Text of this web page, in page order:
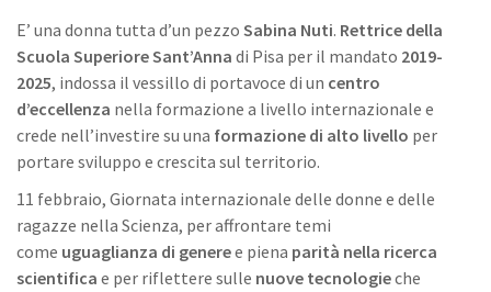
E’ una donna tutta d’un pezzo Sabina Nuti. Rettrice della
Scuola Superiore Sant’Anna di Pisa per il mandato 2019-
2025, indossa il vessillo di portavoce di un centro
d’eccellenza nella formazione a livello internazionale e
crede nell’investire su una formazione di alto livello per
portare sviluppo e crescita sul territorio.
11 febbraio, Giornata internazionale delle donne e delle
ragazze nella Scienza, per affrontare temi
come uguaglianza di generee piena parità nella ricerca
scientifica e per riflettere sulle nuove tecnologieche